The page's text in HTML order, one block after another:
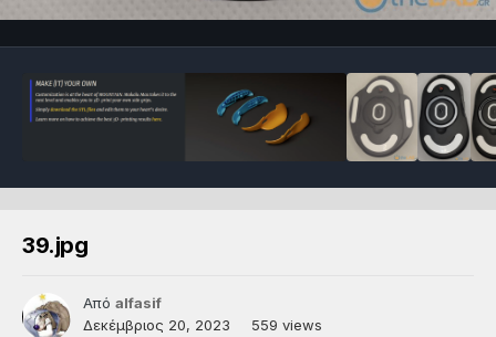
39.jpg
Από alfasif
Δεκέμβριος 20, 2023
559 views